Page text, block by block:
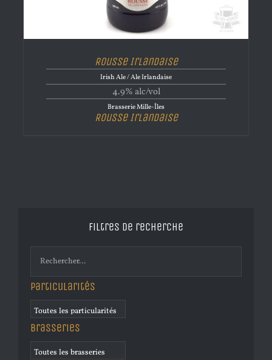
Rousse Irlandaise
Irish Ale / Ale Irlandaise
4.9% alc/vol
Brasserie Mille-Îles
Rousse Irlandaise
Filtres de recherche
Particularités
Brasseries